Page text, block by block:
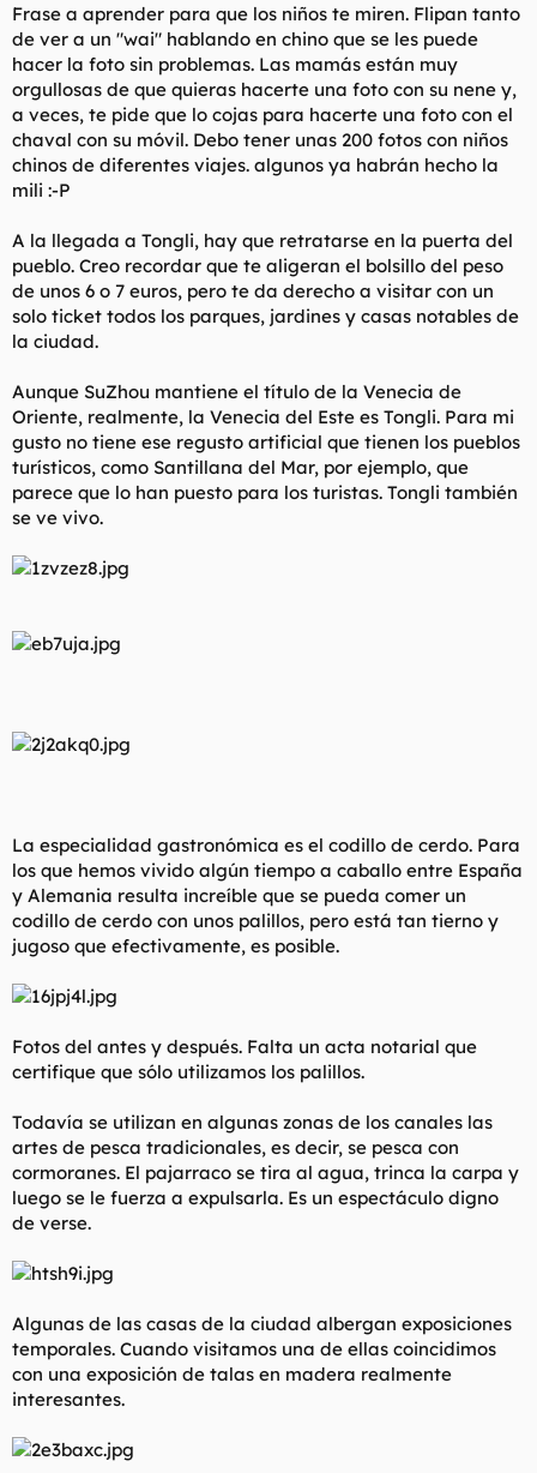
Frase a aprender para que los niños te miren. Flipan tanto
de ver a un "wai" hablando en chino que se les puede
hacer la foto sin problemas. Las mamás están muy
orgullosas de que quieras hacerte una foto con su nene y,
a veces, te pide que lo cojas para hacerte una foto con el
chaval con su móvil. Debo tener unas 200 fotos con niños
chinos de diferentes viajes. algunos ya habrán hecho la
mili :-P
A la llegada a Tongli, hay que retratarse en la puerta del
pueblo. Creo recordar que te aligeran el bolsillo del peso
de unos 6 o 7 euros, pero te da derecho a visitar con un
solo ticket todos los parques, jardines y casas notables de
la ciudad.
Aunque SuZhou mantiene el título de la Venecia de
Oriente, realmente, la Venecia del Este es Tongli. Para mi
gusto no tiene ese regusto artificial que tienen los pueblos
turísticos, como Santillana del Mar, por ejemplo, que
parece que lo han puesto para los turistas. Tongli también
se ve vivo.
La especialidad gastronómica es el codillo de cerdo. Para
los que hemos vivido algún tiempo a caballo entre España
y Alemania resulta increíble que se pueda comer un
codillo de cerdo con unos palillos, pero está tan tierno y
jugoso que efectivamente, es posible.
Fotos del antes y después. Falta un acta notarial que
certifique que sólo utilizamos los palillos.
Todavía se utilizan en algunas zonas de los canales las
artes de pesca tradicionales, es decir, se pesca con
cormoranes. El pajarraco se tira al agua, trinca la carpa y
luego se le fuerza a expulsarla. Es un espectáculo digno
de verse.
Algunas de las casas de la ciudad albergan exposiciones
temporales. Cuando visitamos una de ellas coincidimos
con una exposición de talas en madera realmente
interesantes.